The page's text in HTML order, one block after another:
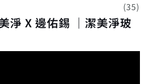
(35)
淨 X 邊佑錫 ｜潔美淨玻